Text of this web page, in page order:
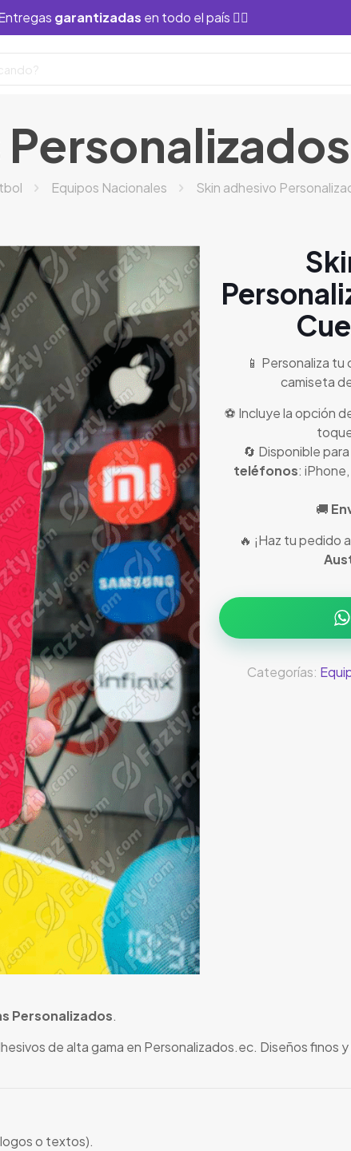
garantizadas en todo el país 👌🏻
Personalizados
Equipos Nacionales Skin adhesivo
📱 Personaliza
camiseta
⚽ Incluye la opción
🔄 Disponible para
teléfonos:
🚚
🔥 ¡Haz tu pedido
Categorías:
Personalizados.
de alta gama en Personalizados.ec. Diseños finos
o textos).